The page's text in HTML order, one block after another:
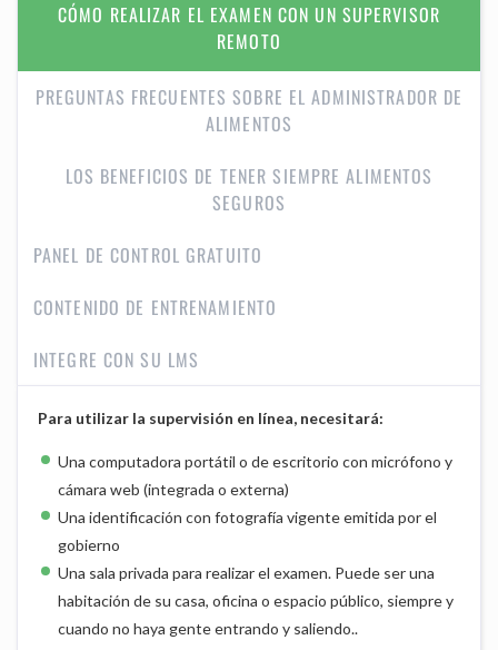
CÓMO REALIZAR EL EXAMEN CON UN SUPERVISOR
REMOTO
PREGUNTAS FRECUENTES SOBRE EL ADMINISTRADOR DE
ALIMENTOS
LOS BENEFICIOS DE TENER SIEMPRE ALIMENTOS
SEGUROS
PANEL DE CONTROL GRATUITO
CONTENIDO DE ENTRENAMIENTO
INTEGRE CON SU LMS
Para utilizar la supervisión en línea, necesitará:
Una computadora portátil o de escritorio con micrófono y
cámara web (integrada o externa)
Una identificación con fotografía vigente emitida por el
gobierno
Una sala privada para realizar el examen. Puede ser una
habitación de su casa, oficina o espacio público, siempre y
cuando no haya gente entrando y saliendo..